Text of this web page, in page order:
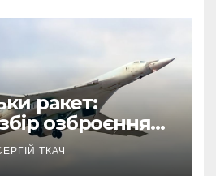
ракет:
озброєння
ТКАЧ